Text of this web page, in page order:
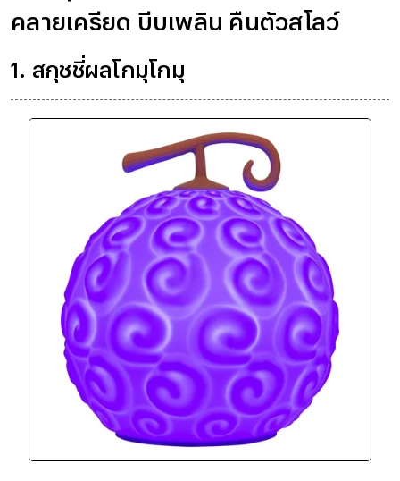
คลายเครียด บีบเพลิน คืนตัวสโลว์
1. สกุชชี่ผลโกมุโกมุ